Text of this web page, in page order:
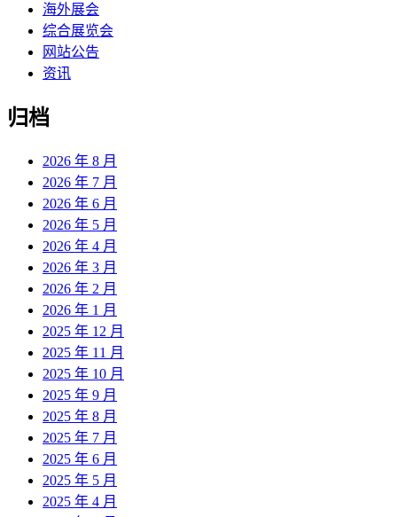
海外展会
综合展览会
网站公告
资讯
归档
2026 年 8 月
2026 年 7 月
2026 年 6 月
2026 年 5 月
2026 年 4 月
2026 年 3 月
2026 年 2 月
2026 年 1 月
2025 年 12 月
2025 年 11 月
2025 年 10 月
2025 年 9 月
2025 年 8 月
2025 年 7 月
2025 年 6 月
2025 年 5 月
2025 年 4 月